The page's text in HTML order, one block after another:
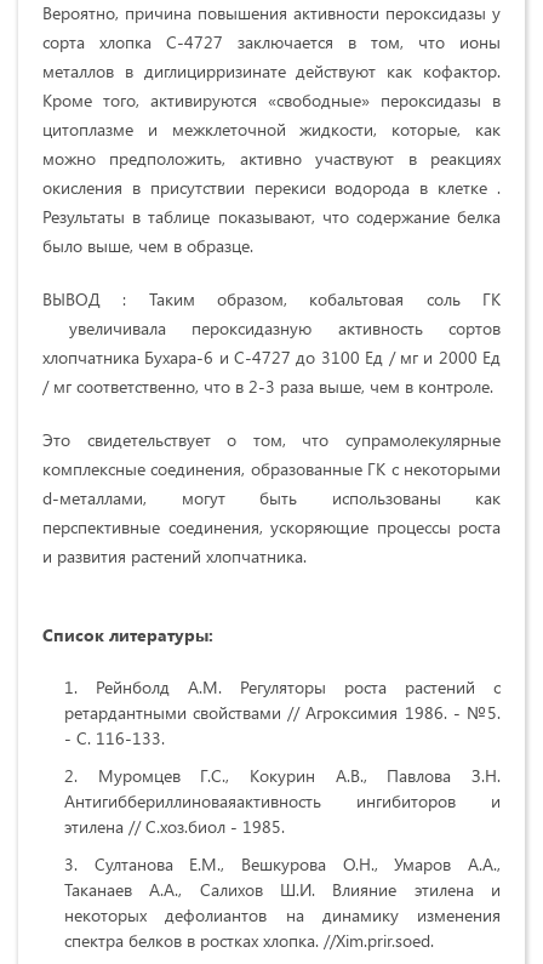
Вероятно, причина повышения активности пероксидазы у
сорта хлопка С-4727 заключается в том, что ионы
металлов в диглицирризинате действуют как кофактор.
Кроме того, активируются «свободные» пероксидазы в
цитоплазме и межклеточной жидкости, которые, как
можно предположить, активно участвуют в реакциях
окисления в присутствии перекиси водорода в клетке .
Результаты в таблице показывают, что содержание белка
было выше, чем в образце.
ВЫВОД : Таким образом, кобальтовая соль ГК
увеличивала пероксидазную активность сортов
хлопчатника Бухара-6 и С-4727 до 3100 Ед / мг и 2000 Ед
/ мг соответственно, что в 2-3 раза выше, чем в контроле.
Это свидетельствует о том, что супрамолекулярные
комплексные соединения, образованные ГК с некоторыми
d-металлами, могут быть использованы как
перспективные соединения, ускоряющие процессы роста
и развития растений хлопчатника.
Список литературы:
Рейнболд А.М. Регуляторы роста растений с
ретардантными свойствами // Агроксимия 1986. - №5.
- С. 116-133.
Муромцев Г.С., Кокурин А.В., Павлова З.Н.
Антигиббериллиноваяактивность ингибиторов и
этилена // С.хоз.биол - 1985.
Султанова Е.М., Вешкурова О.Н., Умаров А.А.,
Таканаев А.А., Салихов Ш.И. Влияние этилена и
некоторых дефолиантов на динамику изменения
спектра белков в ростках хлопка. //Xim.prir.soed.